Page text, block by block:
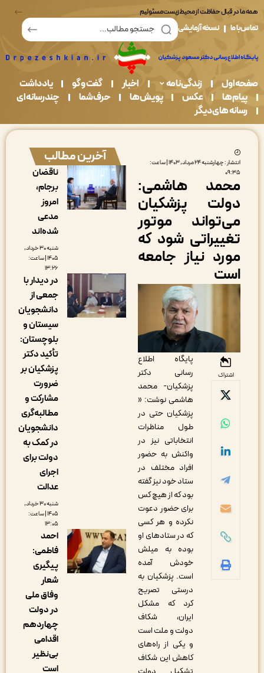
قبال حفاظت از محیط زیست مسئولیم
نسخه آزمایشی
زندگی نامه اخبار گفت و گو
یادداشت
ها
عکس پویش ها حرف شما
چندرسانه ای
های دیگر
انتشار : چهارشنبه ۲۴ مرداد, ۱۴۰۳ | ساعت:
هاشمی:
پزشکیان
موتور
شود که
نیاز جامعه
پایگاه اطلاع
رسانی دکتر
پزشکیان- محمد
هاشمی نوشت: «
پزشکیان حتی در
طول مناظرات
انتخاباتی نیز در
واکنش به حضور
افراد مختلف در
ستاد خود نیز گفته
بود که از هیچ کس
برای حضور دعوت
نکرده و هر کسی
که در ستادهای او
بوده‌ به میلش
خودش آمده
است. پزشکیان به
درستی تصریح
کرد که مشکل
ایران، شکاف
دولت و ملت است
و یکی از راه‌های
کاهش این شکاف
آخرین مطالب
ناقضان
برجام،
امروز
شده‌اند
شنبه ۳۰ خرداد,
۱۴۰۵ | ساعت:
در دیدار با
جمعی از
دانشجویان
سیستان و
بلوچستان:
تأکید دکتر
پزشکیان بر
مشارکت و
مطالبه‌گری
دانشجویان
در کمک به
دولت برای
شنبه ۳۰ خرداد,
۱۴۰۵ | ساعت:
احمد
فاطمی:
پیگیری
وفاق ملی
در دولت
چهاردهم